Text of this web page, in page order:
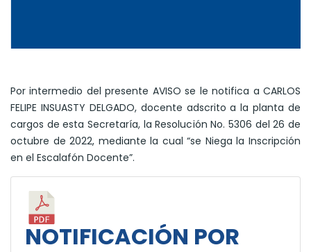
Por intermedio del presente AVISO se le notifica a CARLOS
FELIPE INSUASTY DELGADO, docente adscrito a la planta de
cargos de esta Secretaría, la Resolución No. 5306 del 26 de
octubre de 2022, mediante la cual “se Niega la Inscripción
en el Escalafón Docente”.
NOTIFICACIÓN POR